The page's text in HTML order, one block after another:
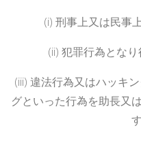
(i) 刑事上又は民事
(ii) 犯罪行為とな
(iii) 違法行為又はハッキ
グといった行為を助長又